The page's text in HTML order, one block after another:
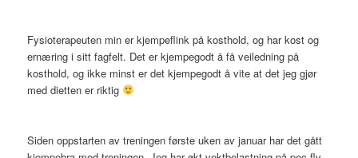
Fysioterapeuten min er kjempeflink på kosthold, og har kost og
ernæring i sitt fagfelt. Det er kjempegodt å få veiledning på
kosthold, og ikke minst er det kjempegodt å vite at det jeg gjør
med dietten er riktig
Siden oppstarten av treningen første uken av januar har det gått